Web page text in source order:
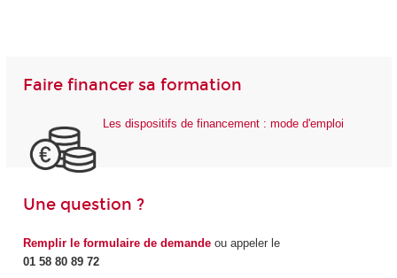
Faire financer sa formation
Les dispositifs de financement : mode d'emploi
Une question ?
Remplir le formulaire de demandeou appeler le
01 58 80 89 72